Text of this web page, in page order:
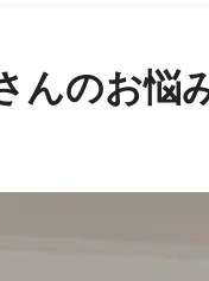
んのお悩